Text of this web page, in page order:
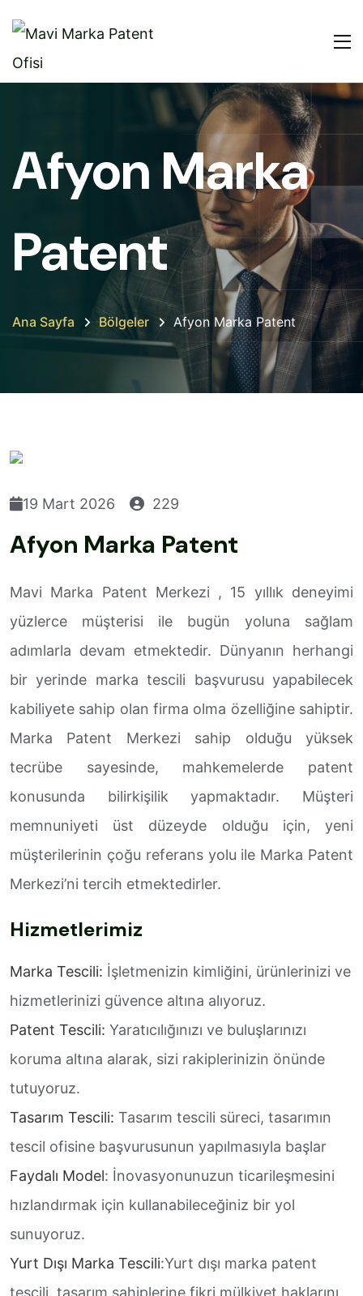
Afyon Marka
Patent
Ana Sayfa Bölgeler Afyon Marka Patent
19 Mart 2026 229
Afyon Marka Patent
Mavi Marka Patent Merkezi , 15 yıllık deneyimi
yüzlerce müşterisi ile bugün yoluna sağlam
adımlarla devam etmektedir. Dünyanın herhangi
bir yerinde marka tescili başvurusu yapabilecek
kabiliyete sahip olan firma olma özelliğine sahiptir.
Marka Patent Merkezi sahip olduğu yüksek
tecrübe sayesinde, mahkemelerde patent
konusunda bilirkişilik yapmaktadır. Müşteri
memnuniyeti üst düzeyde olduğu için, yeni
müşterilerinin çoğu referans yolu ile Marka Patent
Merkezi’ni tercih etmektedirler.
Hizmetlerimiz
Marka Tescili: İşletmenizin kimliğini, ürünlerinizi ve
hizmetlerinizi güvence altına alıyoruz.
Patent Tescili: Yaratıcılığınızı ve buluşlarınızı
koruma altına alarak, sizi rakiplerinizin önünde
tutuyoruz.
Tasarım Tescili: Tasarım tescili süreci, tasarımın
tescil ofisine başvurusunun yapılmasıyla başlar
Faydalı Model: İnovasyonunuzun ticarileşmesini
hızlandırmak için kullanabileceğiniz bir yol
sunuyoruz.
Yurt Dışı Marka Tescili:Yurt dışı marka patent
tescili, tasarım sahiplerine fikri mülkiyet haklarını